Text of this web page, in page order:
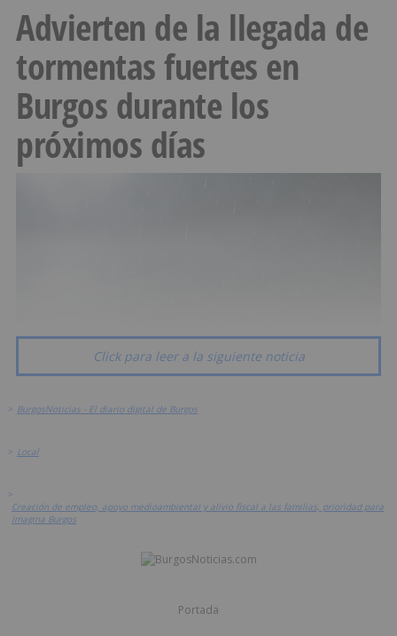
Advierten de la llegada de
tormentas fuertes en
Burgos durante los
próximos días
Click para leer a la siguiente noticia
> BurgosNoticias - El diario digital de Burgos
> Local
>
Creación de empleo, apoyo medioambiental y alivio fiscal a las familias, prioridad para
Imagina Burgos
Portada